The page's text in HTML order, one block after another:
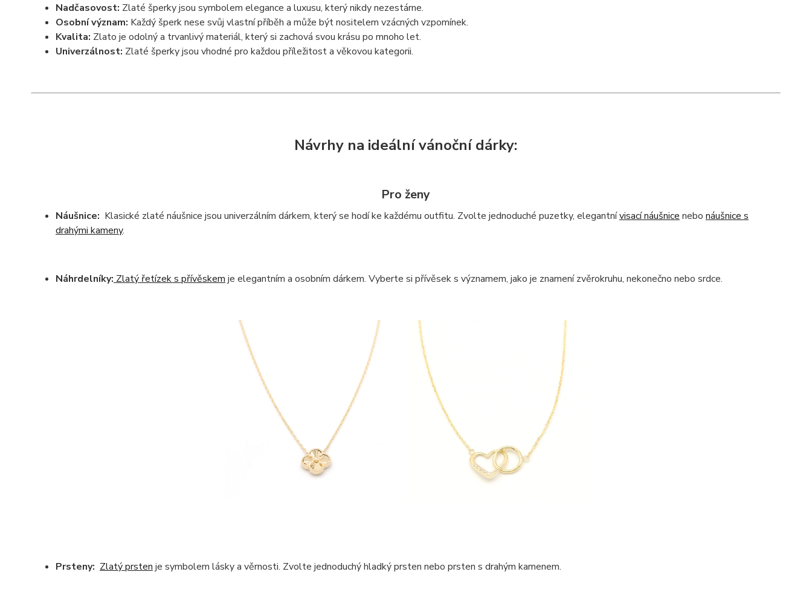
Nadčasovost: Zlaté šperky jsou symbolem elegance a luxusu, který nikdy nezestárne.
Osobní význam: Každý šperk nese svůj vlastní příběh a může být nositelem vzácných vzpomínek.
Kvalita: Zlato je odolný a trvanlivý materiál, který si zachová svou krásu po mnoho let.
Univerzálnost: Zlaté šperky jsou vhodné pro každou příležitost a věkovou kategorii.
Návrhy na ideální vánoční dárky:
Pro ženy
Náušnice: Klasické zlaté náušnice jsou univerzálním dárkem, který se hodí ke každému outfitu. Zvolte jednoduché puzetky, elegantnívisací náušnice nebo náušnice s
drahými kameny.
Náhrdelníky: Zlatý řetízek s přívěskem je elegantním a osobním dárkem. Vyberte si přívěsek s významem, jako je znamení zvěrokruhu, nekonečno nebo srdce.
Prsteny: Zlatý prsten je symbolem lásky a věrnosti. Zvolte jednoduchý hladký prsten nebo prsten s drahým kamenem.